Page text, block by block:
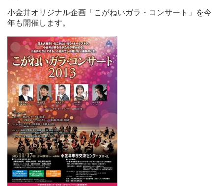
小金井オリジナル企画「こがねいガラ・コンサート」を今
年も開催します。